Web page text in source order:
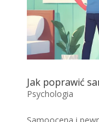
Jak poprawić
Psychologia
Samoocena i